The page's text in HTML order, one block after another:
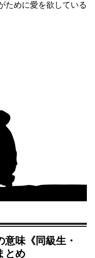
ために愛を欲している
味《同級生・
とめ